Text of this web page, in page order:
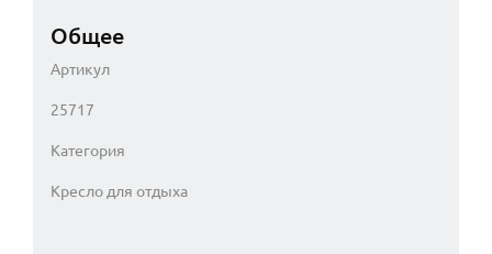
Общее
Артикул
25717
Категория
Кресло для отдыха